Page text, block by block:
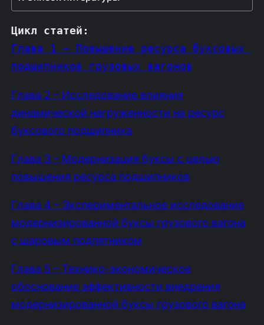
Цикл статей :
Глава 1 – Повышение ресурса буксовых
подшипников грузовых вагонов
Глава 2 – Исследование влияния
динамической нагруженности на ресурс
буксового подшипника
Глава 3 – Модернизация буксы с целью
повышения ресурса подшипников
Глава 4 – Экспериментальное исследование
модернизированной буксы грузового вагона
с шаровым подпятником
Глава 5 – Технико-экономическое
обоснование эффективности внедрения
модернизированной буксы грузового вагона